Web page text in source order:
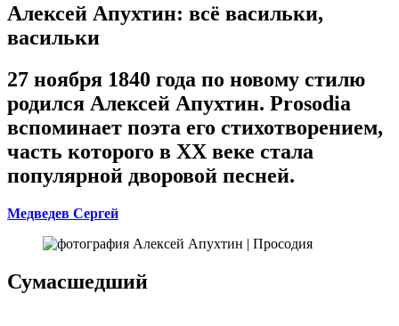
Алексей Апухтин: всё васильки,
васильки
27 ноября 1840 года по новому стилю
родился Алексей Апухтин. Prosodia
вспоминает поэта его стихотворением,
часть которого в ХХ веке стала
популярной дворовой песней.
Медведев Сергей
Сумасшедший